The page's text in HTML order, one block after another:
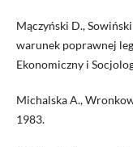
Mączyński D.,
warunek poprawnej
Ekonomiczny i
Michalska A.,
1983.